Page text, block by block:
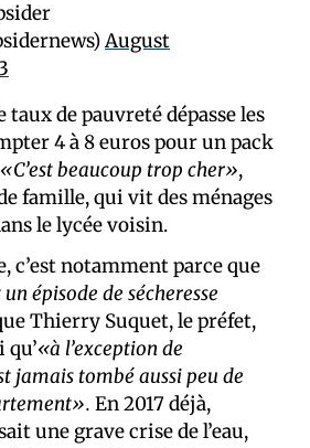
August
de pauvreté dépasse les
4 à 8 euros pour un pack
«C’est beaucoup trop cher»,
famille, qui vit des ménages
le lycée voisin.
c’est notamment parce que
épisode de sécheresse
Thierry Suquet, le préfet,
qu’«à l’exception de
jamais tombé aussi peu de
En 2017 déjà,
une grave crise de l’eau,